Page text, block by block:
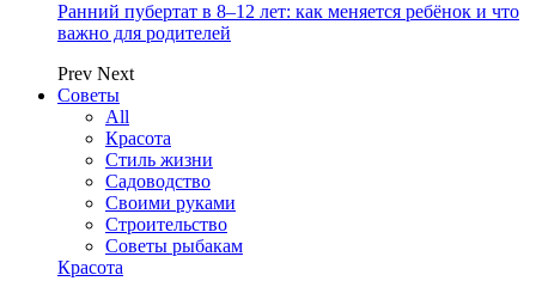
Ранний пубертат в 8–12 лет: как меняется ребёнок и что
важно для родителей
Prev Next
Советы
All
Красота
Стиль жизни
Садоводство
Своими руками
Строительство
Советы рыбакам
Красота